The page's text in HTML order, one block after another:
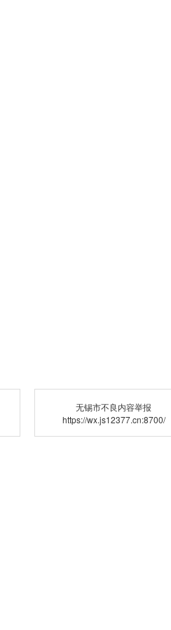
无锡市不良内容举报
https://wx.js12377.cn:8700/